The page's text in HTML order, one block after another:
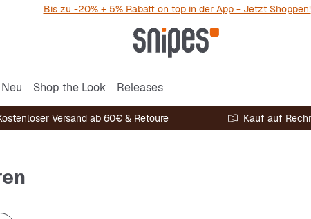
Bis zu -20% + 5% Rabatt on top in der App - Jetzt Shoppen!
Neu Shop the Look Releases
Versand ab 60€ & Retoure Kauf auf